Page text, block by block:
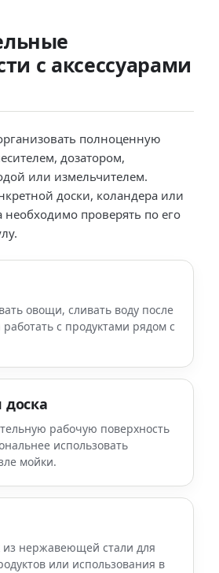
с аксессуарами
полноценную
дозатором,
или измельчителем.
доски, коландера или
необходимо проверять по его
овощи, сливать воду после
с продуктами рядом с
доска
рабочую поверхность
использовать
мойки.
из нержавеющей стали для
или использования в